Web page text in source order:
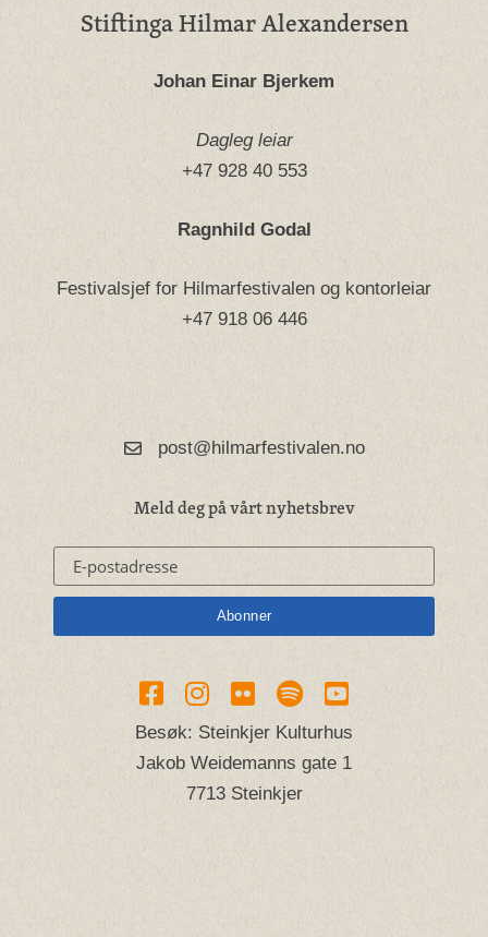
Stiftinga Hilmar Alexandersen
Johan Einar Bjerkem
Dagleg leiar
+47 928 40 553
Ragnhild Godal
Festivalsjef for Hilmarfestivalen og kontorleiar
+47 918 06 446
post@hilmarfestivalen.no
Meld deg på vårt nyhetsbrev
Besøk: Steinkjer Kulturhus
Jakob Weidemanns gate 1
7713 Steinkjer